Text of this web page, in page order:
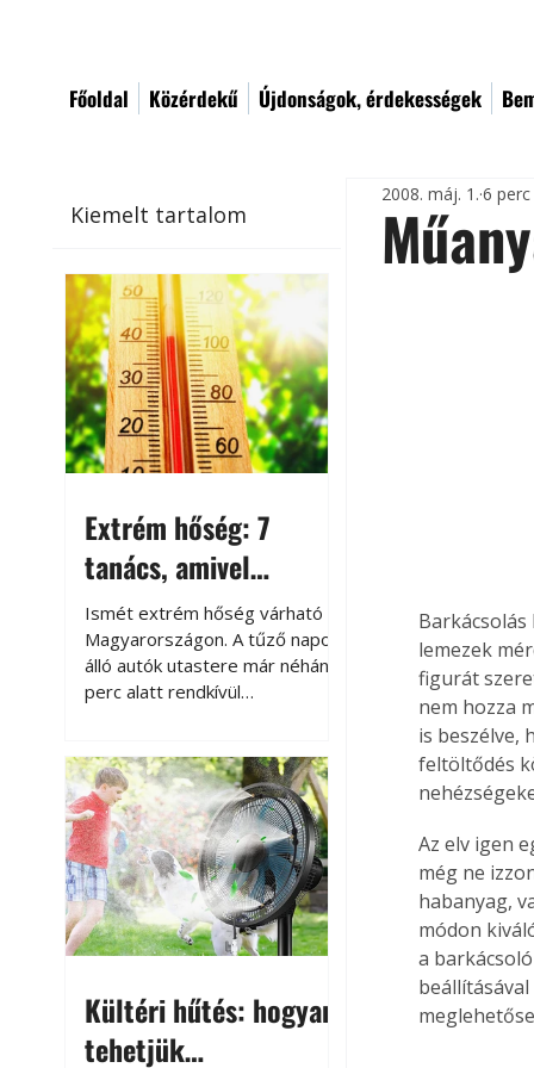
Főoldal Közérdekű Újdonságok, érdekességek
Kiemelt tartalom
Extrém hőség: 7
tanács, amivel
megóvhatjuk
autónkat a nyári
károktól
Ismét extrém hőség várható
Magyarországon. A tűző napon
álló autók utastere már néhány
perc alatt rendkívül
megközelítheti. Ez nemcsak a
beszállást teszi kellemetlenné,
hanem az autó állapotára és a
benne hagyott tárgyakra is
káros hatással lehet. Néhány
egyszerű óvintézkedéssel
azonban jelentősen
csökkenthetjük a hőség káros
Kültéri hűtés: hogyan
tehetjük
2008. máj. 1. 6
lemezek
figurát
nem hozza
is beszélve,
feltöltődés
Az elv igen
még ne
habanyag,
módon
a